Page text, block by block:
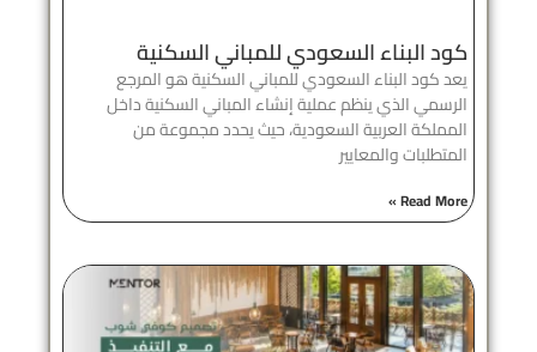
كود البناء السعودي للمباني السكنية
يعد كود البناء السعودي للمباني السكنية هو المرجع
الرسمي الذي ينظم عملية إنشاء المباني السكنية داخل
المملكة العربية السعودية، حيث يحدد مجموعة من
المتطلبات والمعايير
Read More »